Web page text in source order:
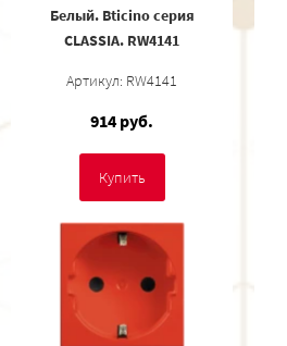
Белый. Bticino серия
CLASSIA. RW4141
Артикул: RW4141
914 руб.
Купить